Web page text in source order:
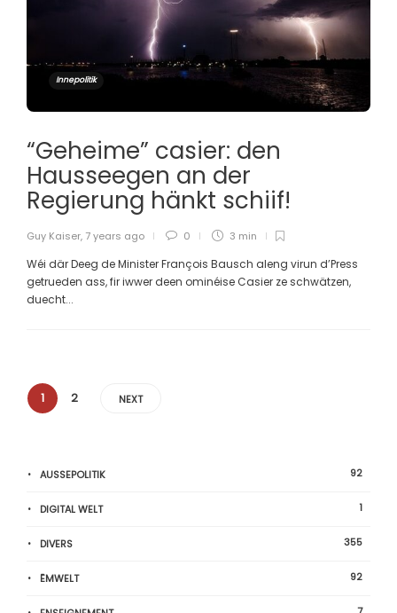
Innepolitik
“Geheime” casier: den
Hausseegen an der
Regierung hänkt schiif!
Guy Kaiser, 7 years ago 0 3 min
Wéi där Deeg de Minister François Bausch aleng virun d’Press
getrueden ass, fir iwwer deen ominéise Casier ze schwätzen,
duecht...
1 2 NEXT
AUSSEPOLITIK 92
DIGITAL WELT 1
DIVERS 355
ËMWELT 92